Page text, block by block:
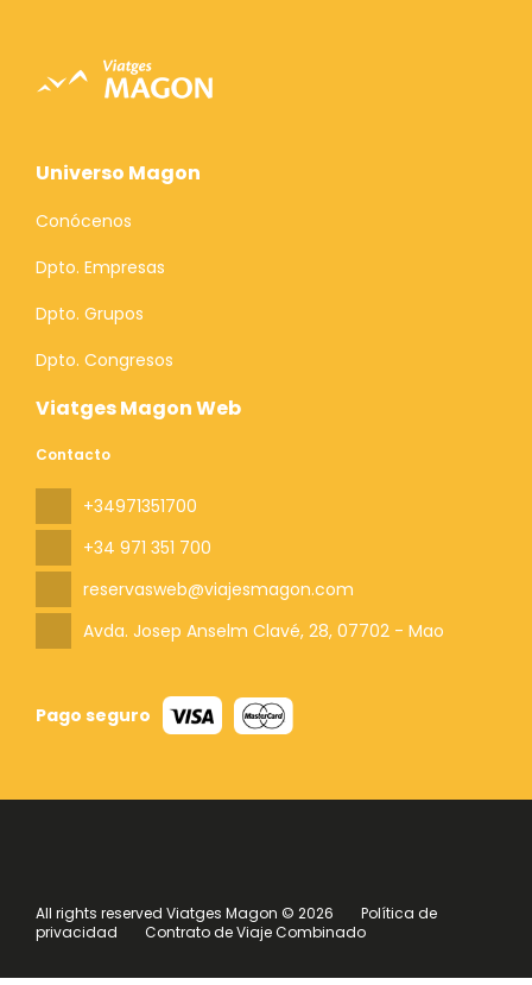
Viatges Magon Web
Contacto
+34971351700
+34 971 351 700
reservasweb@viajesmagon.com
Avda. Josep Anselm Clavé, 28, 07702 - Mao
Pago seguro
Universo Magon
Conócenos
Dpto. Empresas
Dpto. Grupos
Dpto. Congresos
All rights reserved Viatges Magon © 2026
Política de
privacidad
Contrato de Viaje Combinado